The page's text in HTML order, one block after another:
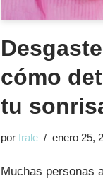
cómo
tu
por Irale enero 25,
Muchas personas